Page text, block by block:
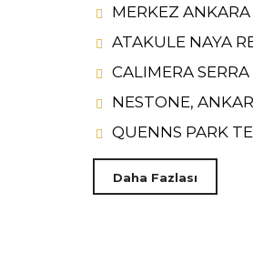
MERKEZ
ATAKULE NAYA
CALIMERA
NESTONE,
QUENNS PARK
Daha Fazlası